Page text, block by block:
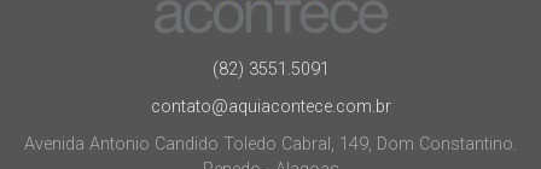
(82) 3551.5091
contato@aquiacontece.com.br
Avenida Antonio Candido Toledo Cabral, 149, Dom Constantino.